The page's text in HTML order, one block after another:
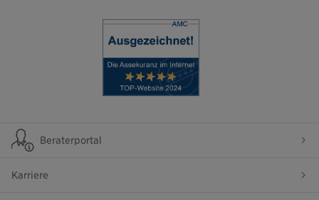
Beraterportal
Karriere